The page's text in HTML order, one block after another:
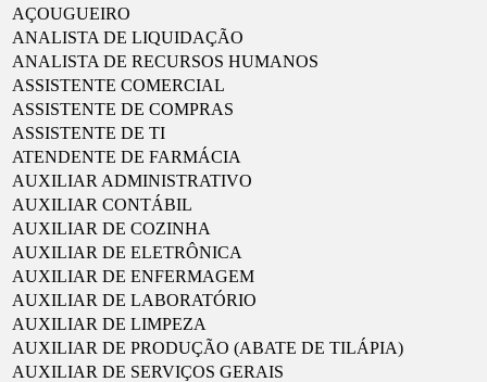
AÇOUGUEIRO
ANALISTA DE LIQUIDAÇÃO
ANALISTA DE RECURSOS HUMANOS
ASSISTENTE COMERCIAL
ASSISTENTE DE COMPRAS
ASSISTENTE DE TI
ATENDENTE DE FARMÁCIA
AUXILIAR ADMINISTRATIVO
AUXILIAR CONTÁBIL
AUXILIAR DE COZINHA
AUXILIAR DE ELETRÔNICA
AUXILIAR DE ENFERMAGEM
AUXILIAR DE LABORATÓRIO
AUXILIAR DE LIMPEZA
AUXILIAR DE PRODUÇÃO (ABATE DE TILÁPIA)
AUXILIAR DE SERVIÇOS GERAIS